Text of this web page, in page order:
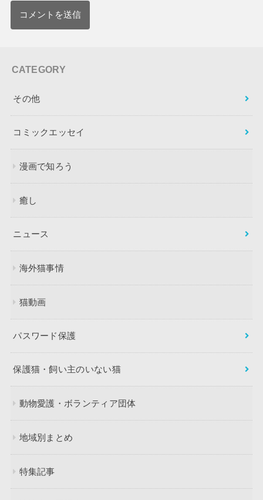
CATEGORY
その他
コミックエッセイ
漫画で知ろう
癒し
ニュース
海外猫事情
猫動画
パスワード保護
保護猫・飼い主のいない猫
動物愛護・ボランティア団体
地域別まとめ
特集記事